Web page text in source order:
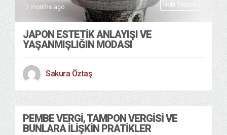
Hobi Yaşam
7 months ago
JAPON ESTETİK ANLAYIŞI VE
YAŞANMIŞLIĞIN MODASI
Sakura Öztaş
PEMBE VERGİ, TAMPON VERGİSİ VE
BUNLARA İLİŞKİN PRATİKLER